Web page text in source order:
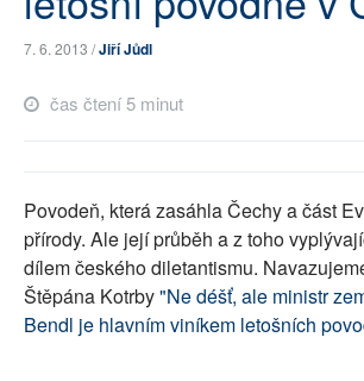
PŘÍSPĚVKY NA PROVOZ
SOCIÁLNÍ SÍTĚ
7. 6. 2013 /Jiří Jůdl
čas čtení 5 minut
Povodeň, která zasáhla Čechy a část
přírody. Ale její průběh a z toho
dílem českého diletantismu.
Štěpána Kotrby"Ne déšť, ale ministr
Bendl je hlavním viníkem letošních